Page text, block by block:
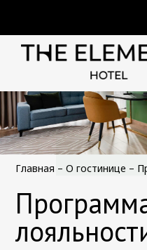
Главная –О гостинице –